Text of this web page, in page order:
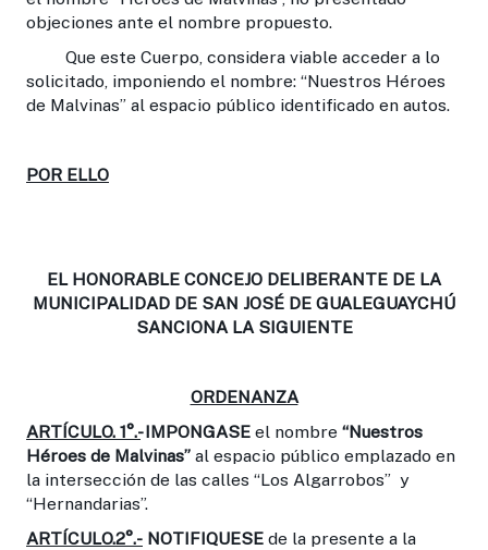
objeciones ante el nombre propuesto.
Que este Cuerpo, considera viable acceder a lo
solicitado, imponiendo el nombre: “Nuestros Héroes
de Malvinas” al espacio público identificado en autos.
POR ELLO
EL HONORABLE CONCEJO DELIBERANTE DE LA
MUNICIPALIDAD DE SAN JOSÉ DE GUALEGUAYCHÚ
SANCIONA LA SIGUIENTE
ORDENANZA
ARTÍCULO. 1°.-IMPONGASE el nombre “Nuestros
Héroes de Malvinas” al espacio público emplazado en
la intersección de las calles “Los Algarrobos” y
“Hernandarias”.
ARTÍCULO.2°.- NOTIFIQUESE de la presente a la